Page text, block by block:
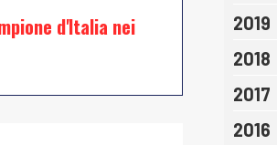
d'Italia nei
2019
2018
2017
2016